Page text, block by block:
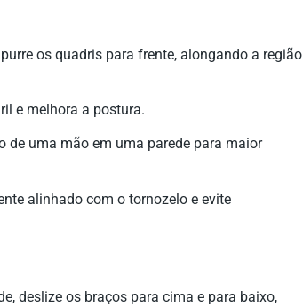
os quadris para frente, alongando a região
e melhora a postura.
de uma mão em uma parede para maior
alinhado com o tornozelo e evite
deslize os braços para cima e para baixo,